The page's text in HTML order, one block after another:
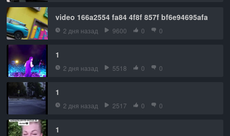
video 166a2554 fa84 4f8f 857f bf6e94695afa
2 дня назад 9600 0 0
1
2 дня назад 5518 0 0
1
2 дня назад 2517 0 0
1